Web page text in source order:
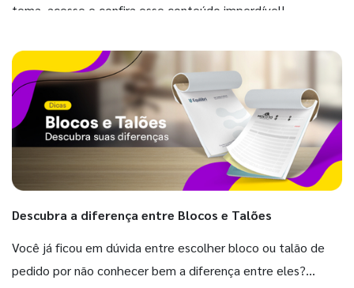
tema, acesse e confira esse conteúdo imperdível!
Descubra a diferença entre Blocos e Talões
Você já ficou em dúvida entre escolher bloco ou talão de
pedido por não conhecer bem a diferença entre eles?